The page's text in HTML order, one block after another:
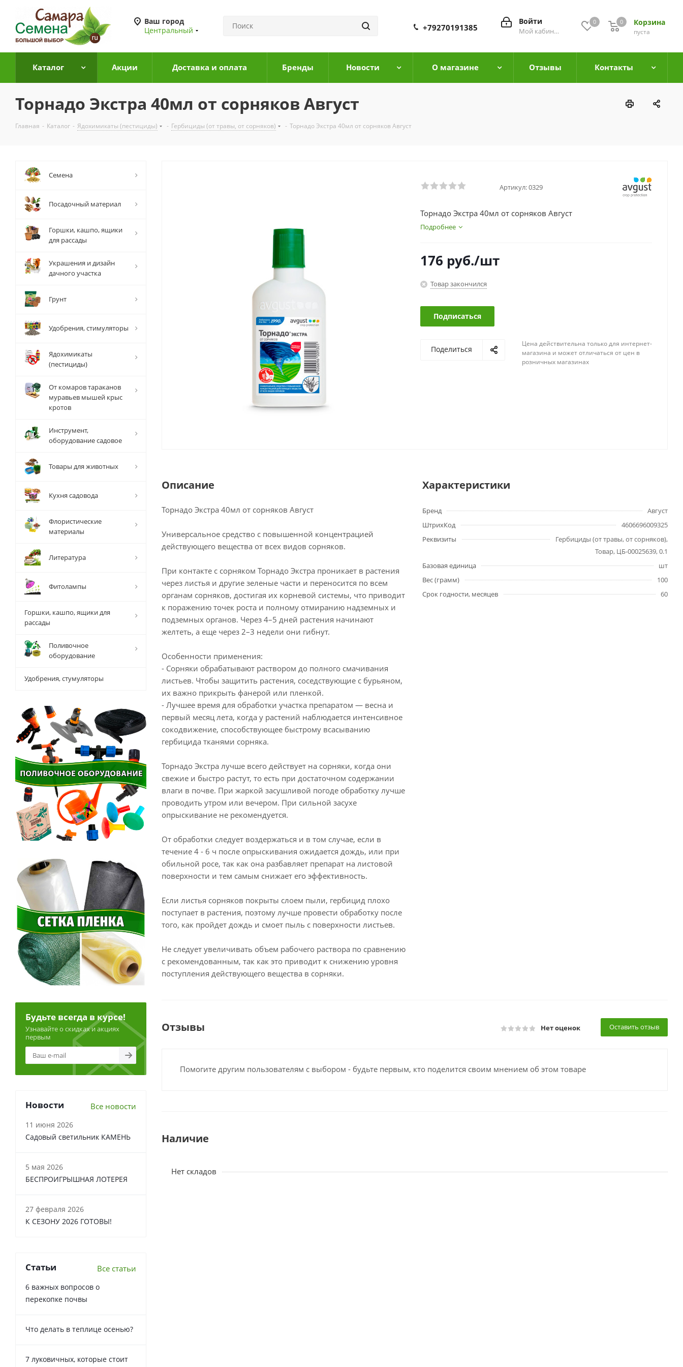
Ваш город
Центральный
0 Корзина
0
пуста
0
Войти
Мой кабинет
+79270191385
Каталог Акции Доставка и оплата Бренды Новости О магазине Отзывы Контакты
Торнадо Экстра 40мл от сорняков Август
Главная - Каталог - Ядохимикаты (пестициды) - Гербициды (от травы, от сорняков) - Торнадо Экстра 40мл от сорняков Август
Артикул:0329
Торнадо Экстра 40мл от сорняков Август
Подробнее
176 руб./шт
Товар закончился
Подписаться
Поделиться
Цена действительна только для интернет-
магазина и может отличаться от цен в
розничных магазинах
Описание
Торнадо Экстра 40мл от сорняков Август
Универсальное средство с повышенной концентрацией
действующего вещества от всех видов сорняков.
При контакте с сорняком Торнадо Экстра проникает в растения
через листья и другие зеленые части и переносится по всем
органам сорняков, достигая их корневой системы, что приводит
к поражению точек роста и полному отмиранию надземных и
подземных органов. Через 4–5 дней растения начинают
желтеть, а еще через 2–3 недели они гибнут.
Особенности применения:
- Сорняки обрабатывают раствором до полного смачивания
листьев. Чтобы защитить растения, соседствующие с бурьяном,
их важно прикрыть фанерой или пленкой.
- Лучшее время для обработки участка препаратом — весна и
первый месяц лета, когда у растений наблюдается интенсивное
сокодвижение, способствующее быстрому всасыванию
гербицида тканями сорняка.
Торнадо Экстра лучше всего действует на сорняки, когда они
свежие и быстро растут, то есть при достаточном содержании
влаги в почве. При жаркой засушливой погоде обработку лучше
проводить утром или вечером. При сильной засухе
опрыскивание не рекомендуется.
От обработки следует воздержаться и в том случае, если в
течение 4 - 6 ч после опрыскивания ожидается дождь, или при
обильной росе, так как она разбавляет препарат на листовой
поверхности и тем самым снижает его эффективность.
Если листья сорняков покрыты слоем пыли, гербицид плохо
поступает в растения, поэтому лучше провести обработку после
того, как пройдет дождь и смоет пыль с поверхности листьев.
Не следует увеличивать объем рабочего раствора по сравнению
с рекомендованным, так как это приводит к снижению уровня
поступления действующего вещества в сорняки.
Характеристики
Бренд
Август
ШтрихКод
4606696009325
Реквизиты
Гербициды (от травы, от сорняков),
Товар, ЦБ-00025639, 0.1
Базовая единица
шт
Вес (грамм)
100
Срок годности, месяцев
60
Отзывы Нет оценок Оставить отзыв
Помогите другим пользователям с выбором - будьте первым, кто поделится своим мнением об этом товаре
Наличие
Нет складов
Семена
Посадочный материал
Горшки, кашпо, ящики
для рассады
Украшения и дизайн
дачного участка
Грунт
Удобрения, стимуляторы
Ядохимикаты
(пестициды)
От комаров тараканов
муравьев мышей крыс
кротов
Инструмент,
оборудование садовое
Товары для животных
Кухня садовода
Флористические
материалы
Литература
Фитолампы
Горшки, кашпо, ящики для
рассады
Поливочное
оборудование
Удобрения, стумуляторы
Будьте всегда в курсе!
Узнавайте о скидках и акциях
первым
Новости Все новости
11 июня 2026
Садовый светильник КАМЕНЬ
5 мая 2026
БЕСПРОИГРЫШНАЯ ЛОТЕРЕЯ
27 февраля 2026
К СЕЗОНУ 2026 ГОТОВЫ!
Статьи Все статьи
6 важных вопросов о
перекопке почвы
Что делать в теплице осенью?
7 луковичных, которые стоит